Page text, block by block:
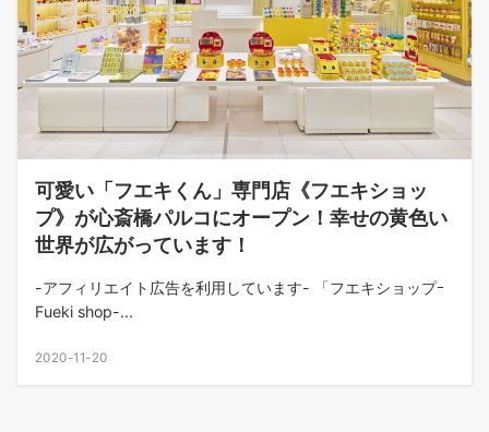
可愛い「フエキくん」専門店《フエキショッ
プ》が心斎橋パルコにオープン！幸せの黄色い
世界が広がっています！
-アフィリエイト広告を利用しています- 「フエキショップｰ
Fueki shop-...
2020-11-20